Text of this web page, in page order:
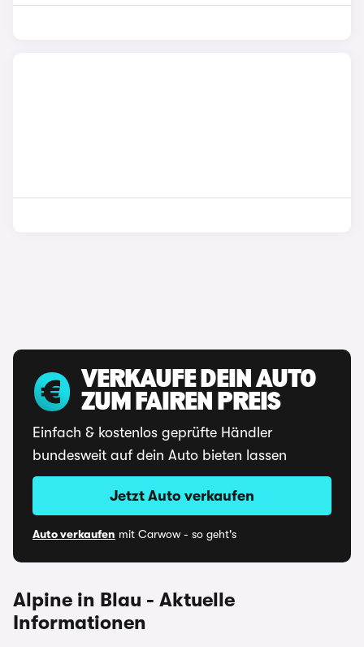
VERKAUFE DEIN AUTO
ZUM FAIREN PREIS
Einfach & kostenlos geprüfte Händler
bundesweit auf dein Auto bieten lassen
Jetzt Auto verkaufen
Auto verkaufen mit Carwow - so geht's
Alpine in Blau - Aktuelle
Informationen